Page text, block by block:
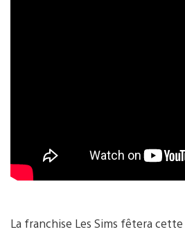
La franchise Les Sims fêtera